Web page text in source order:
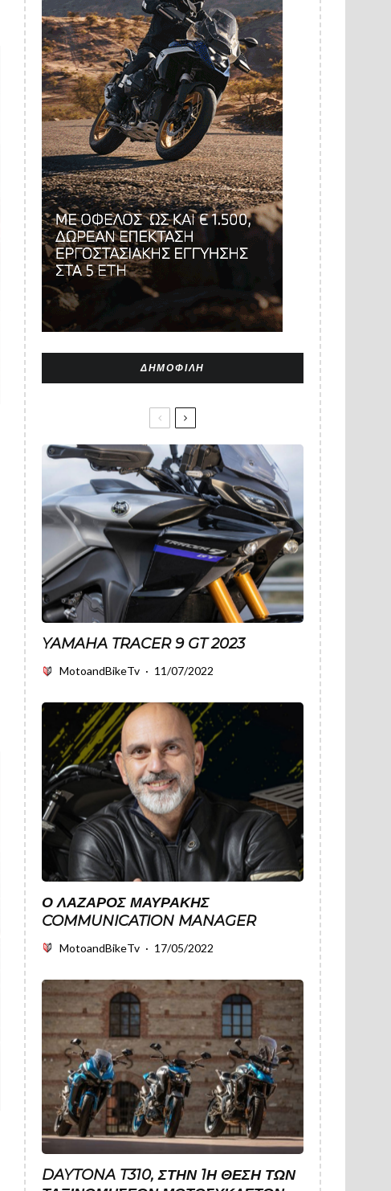
ΔΗΜΟΦΙΛΉ
YAMAHA TRACER 9 GT 2023
MotoandBikeTv · 11/07/2022
Ο ΛΆΖΑΡΟΣ ΜΑΥΡΆΚΗΣ
COMMUNICATION MANAGER
MotoandBikeTv · 17/05/2022
DAYTONA T310, ΣΤΗΝ 1Η ΘΈΣΗ ΤΩΝ